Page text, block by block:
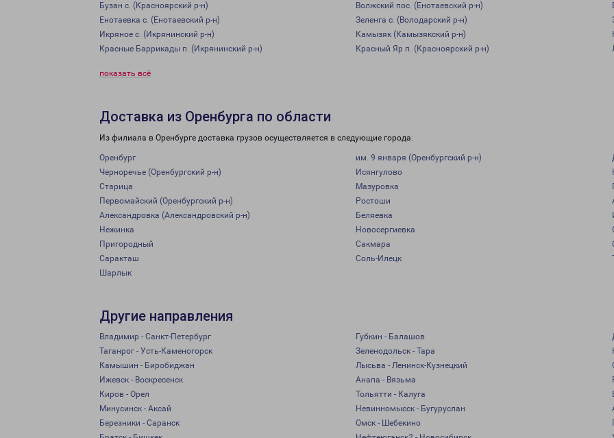
Бузан с. (Красноярский р-н)
Волжский пос. (Енотаевский р-н)
Енотаевка с. (Енотаевский р-н)
Зеленга с. (Володарский р-н)
Икряное с. (Икрянинский р-н)
Камызяк (Камызякский р-н)
Красные Баррикады п. (Икрянинский р-н)
Красный Яр п. (Красноярский р-н)
показать всё
Доставка из Оренбурга по области
Из филиала в Оренбурге доставка грузов осуществляется в следующие города:
Оренбург им. 9 января (Оренбургский р-н)
Черноречье (Оренбургский р-н)
Исянгулово
Старица
Мазуровка
Первомайский (Оренбургский р-н)
Ростоши
Александровка (Александровский р-н)
Беляевка
Нежинка
Новосергиевка
Пригородный
Сакмара
Саракташ
Соль-Илецк
Шарлык
Другие направления
Владимир - Санкт-Петербург Губкин - Балашов
Таганрог - Усть-Каменогорск
Зеленодольск - Тара
Камышин - Биробиджан
Лысьва - Ленинск-Кузнецкий
Ижевск - Воскресенск
Анапа - Вязьма
Киров - Орел
Тольятти - Калуга
Минусинск - Аксай
Невинномысск - Бугуруслан
Березники - Саранск
Омск - Шебекино